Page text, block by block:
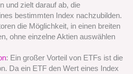
und zielt darauf ab, die
bestimmten Index nachzubilden.
die Möglichkeit, in einen breiten
ohne einzelne Aktien auswählen
: Ein großer Vorteil von ETFs ist die
Da ein ETF den Wert eines Index